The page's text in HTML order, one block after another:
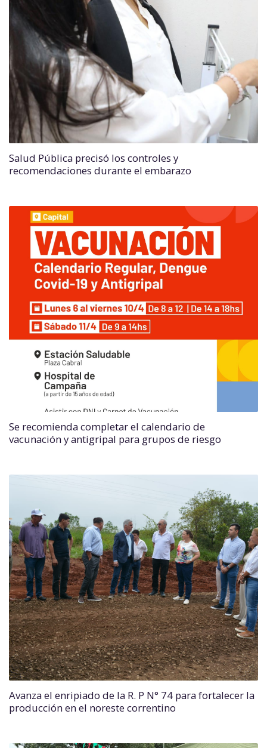
Salud Pública precisó los controles y
recomendaciones durante el embarazo
Se recomienda completar el calendario de
vacunación y antigripal para grupos de riesgo
Avanza el enripiado de la R. P N° 74 para fortalecer la
producción en el noreste correntino